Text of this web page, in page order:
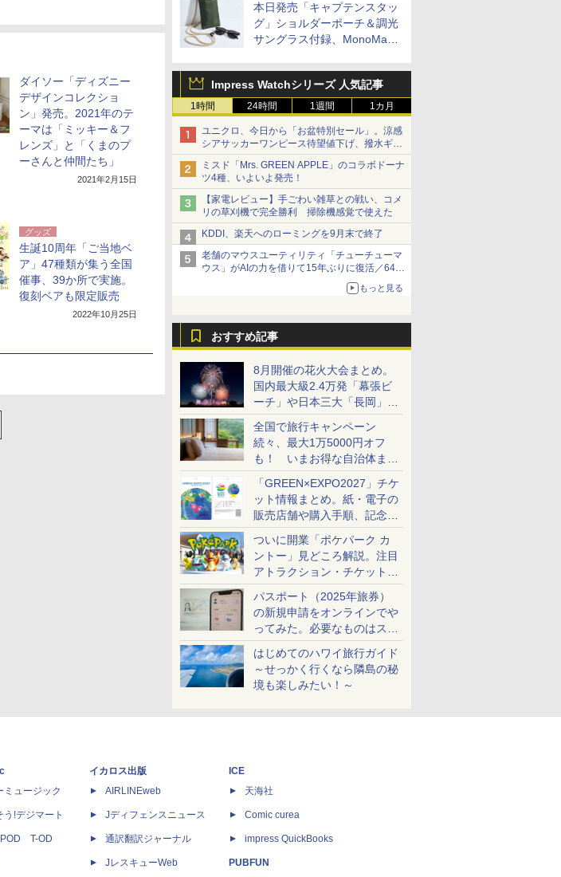
本日発売「キャプテンスタッ
グ」ショルダーポーチ＆調光
サングラス付録、MonoMax
Impress Watchシリーズ 人気記事
1時間 24時間 1週間 1カ月
ユニクロ、今日から「お盆特別セール」。涼感
シアサッカーワンピース待望値下げ、撥水ギア
ショーツは1990円に
ミスド「Mrs. GREEN APPLE」のコラボドーナ
ツ4種、いよいよ発売！
【家電レビュー】手ごわい雑草との戦い、コメ
リの草刈機で完全勝利 掃除機感覚で使えた
KDDI、楽天へのローミングを9月末で終了
老舗のマウスユーティリティ「チューチューマ
ウス」がAIの力を借りて15年ぶりに復活／64bit
化、Windows 10/11、「Chrome」も走り回
る。復活記念で2026年末まで500円
もっと見る
おすすめ記事
8月開催の花火大会まとめ。
国内最大級2.4万発「幕張ビ
ーチ」や日本三大「長岡」な
ど大型イベント目白押し！
全国で旅行キャンペーン
続々、最大1万5000円オフ
も！ いまお得な自治体まと
め
「GREEN×EXPO2027」チケ
ット情報まとめ。紙・電子の
販売店舗や購入手順、記念チ
ケットも解説
ついに開業「ポケパーク カ
ントー」見どころ解説。注目
アトラクション・チケット手
配・来場前に必要な準備は？
パスポート（2025年旅券）
の新規申請をオンラインでや
ってみた。必要なものはスマ
ホとマイナカードのみ
はじめてのハワイ旅行ガイド
～せっかく行くなら隣島の秘
境も楽しみたい！～
ダイソー「ディズニー
デザインコレクショ
ン」発売。2021年のテ
ーマは「ミッキー＆フ
レンズ」と「くまのプ
ーさんと仲間たち」
2021年2月15日
グッズ
生誕10周年「ご当地ベ
ア」47種類が集う全国
催事、39か所で実施。
復刻ベアも限定販売
2022年10月25日
ミュージック
う!デジマート
T-OD
イカロス出版
AIRLINEweb
Jディフェンスニュース
通訳翻訳ジャーナル
JレスキューWeb
ICE
天海社
Comic curea
impress QuickBooks
PUBFUN